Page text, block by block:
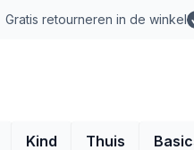
Gratis retourneren in de winkel
Kind Thuis